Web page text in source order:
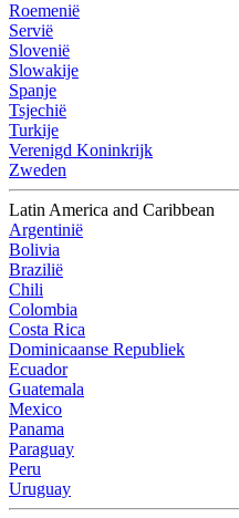
Roemenië
Servië
Slovenië
Slowakije
Spanje
Tsjechië
Turkije
Verenigd Koninkrijk
Zweden
Latin America and Caribbean
Argentinië
Bolivia
Brazilië
Chili
Colombia
Costa Rica
Dominicaanse Republiek
Ecuador
Guatemala
Mexico
Panama
Paraguay
Peru
Uruguay